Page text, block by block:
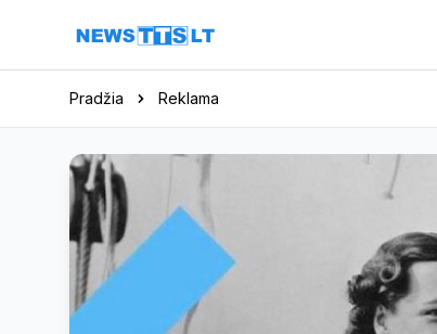
Pradžia Reklama